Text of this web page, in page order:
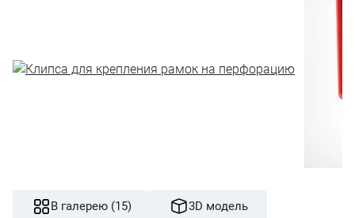
В галерею (15) 3D модель